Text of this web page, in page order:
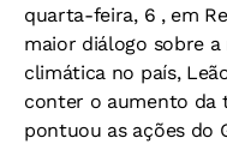
quarta-feira, 6 , em
maior diálogo sobre a
climática no país,
conter o aumento da
pontuou as ações do